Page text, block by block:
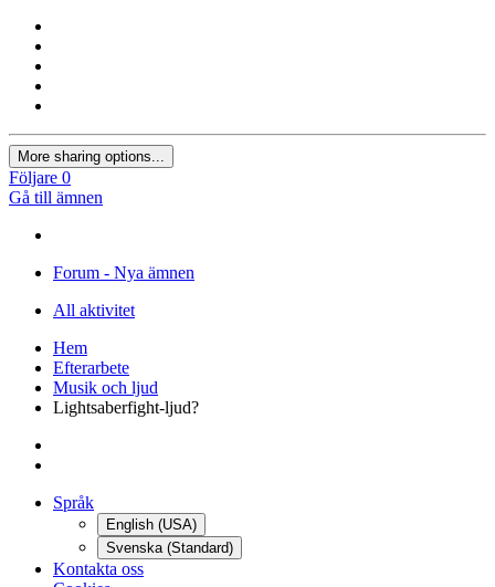
More sharing options...
Följare 0
Gå till ämnen
Forum - Nya ämnen
All aktivitet
Hem
Efterarbete
Musik och ljud
Lightsaberfight-ljud?
Språk
English (USA)
Svenska (Standard)
Kontakta oss